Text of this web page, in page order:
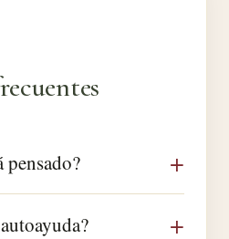
pensado?